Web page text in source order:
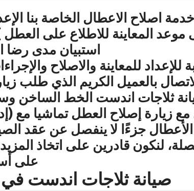
اصلاح الاعطال الخاصة بنا
موعد المعاينة للاطلاع على العطل
استبيان مدى رضا
للإعداد للمعاينة والاصلاح
بالعميل الكريم الذي طلب
ثلاجات اندست الخط الساخن
زيارة إصلاح العطل تماشيا مع
جزءًا لا ينفصل عن عقد
لنكون قادرين على اتخاذ
على
صيانة ثلاجات اندست في الاسكندرية